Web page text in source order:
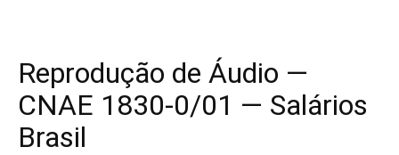
Reprodução de Áudio —
CNAE 1830-0/01 — Salários
Brasil